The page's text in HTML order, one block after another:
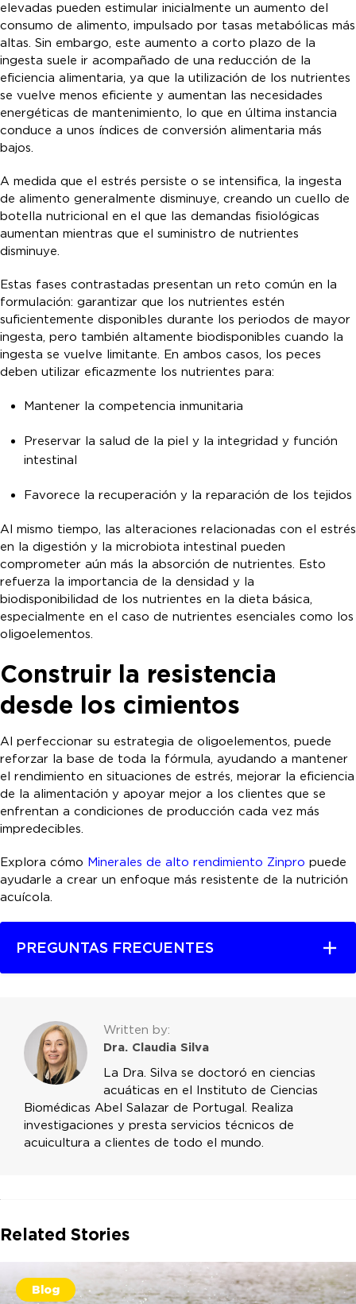
elevadas pueden estimular inicialmente un aumento del
consumo de alimento, impulsado por tasas metabólicas más
altas. Sin embargo, este aumento a corto plazo de la
ingesta suele ir acompañado de una reducción de la
eficiencia alimentaria, ya que la utilización de los nutrientes
se vuelve menos eficiente y aumentan las necesidades
energéticas de mantenimiento, lo que en última instancia
conduce a unos índices de conversión alimentaria más
bajos.
A medida que el estrés persiste o se intensifica, la ingesta
de alimento generalmente disminuye, creando un cuello de
botella nutricional en el que las demandas fisiológicas
aumentan mientras que el suministro de nutrientes
disminuye.
Estas fases contrastadas presentan un reto común en la
formulación: garantizar que los nutrientes estén
suficientemente disponibles durante los periodos de mayor
ingesta, pero también altamente biodisponibles cuando la
ingesta se vuelve limitante. En ambos casos, los peces
deben utilizar eficazmente los nutrientes para:
Mantener la competencia inmunitaria
Preservar la salud de la piel y la integridad y función
intestinal
Favorece la recuperación y la reparación de los tejidos
Al mismo tiempo, las alteraciones relacionadas con el estrés
en la digestión y la microbiota intestinal pueden
comprometer aún más la absorción de nutrientes. Esto
refuerza la importancia de la densidad y la
biodisponibilidad de los nutrientes en la dieta básica,
especialmente en el caso de nutrientes esenciales como los
oligoelementos.
Construir la resistencia
desde los cimientos
Al perfeccionar su estrategia de oligoelementos, puede
reforzar la base de toda la fórmula, ayudando a mantener
el rendimiento en situaciones de estrés, mejorar la eficiencia
de la alimentación y apoyar mejor a los clientes que se
enfrentan a condiciones de producción cada vez más
impredecibles.
Explora cómo Minerales de alto rendimiento Zinpro puede
ayudarle a crear un enfoque más resistente de la nutrición
acuícola.
PREGUNTAS FRECUENTES
Written by:
Dra. Claudia Silva
La Dra. Silva se doctoró en ciencias
acuáticas en el Instituto de Ciencias
Biomédicas Abel Salazar de Portugal. Realiza
investigaciones y presta servicios técnicos de
acuicultura a clientes de todo el mundo.
Related Stories
Blog